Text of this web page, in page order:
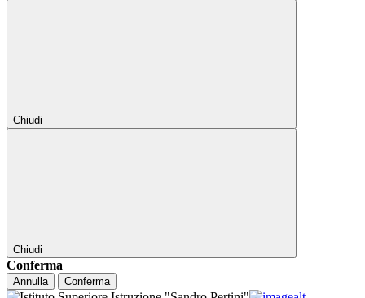
Chiudi
Chiudi
Conferma
Annulla Conferma